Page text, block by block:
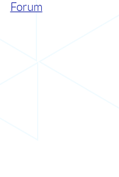
Forum